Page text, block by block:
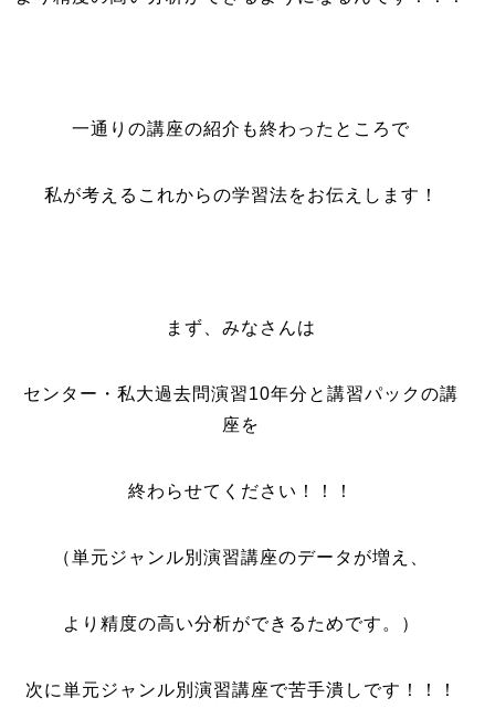
一通りの講座の紹介も終わったところで
私が考えるこれからの学習法をお伝えします！
まず、みなさんは
センター・私大過去問演習10年分と講習パックの講
座を
終わらせてください！！！
（単元ジャンル別演習講座のデータが増え、
より精度の高い分析ができるためです。）
次に単元ジャンル別演習講座で苦手潰しです！！！